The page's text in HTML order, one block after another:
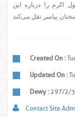
اکرم را درباره این
Created On :
Updated On :
Dewy : 297/2/
Contact Site